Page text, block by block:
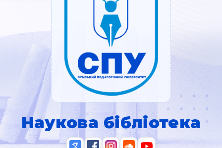
Наукова бібліотека